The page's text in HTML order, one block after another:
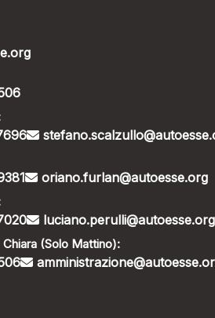
oriano.furlan@autoesse.org
luciano.perulli@autoesse.org
(Solo Mattino):